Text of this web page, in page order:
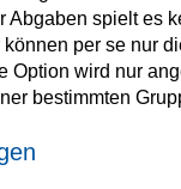
Abgaben spielt es
per se nur
Option wird nur
bestimmten